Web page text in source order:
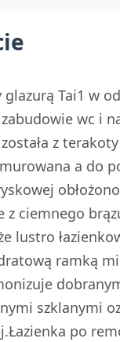
glazurą Tai1 w
wc i
z
a do
ciemnego
lustro
ramką
szklanymi
po